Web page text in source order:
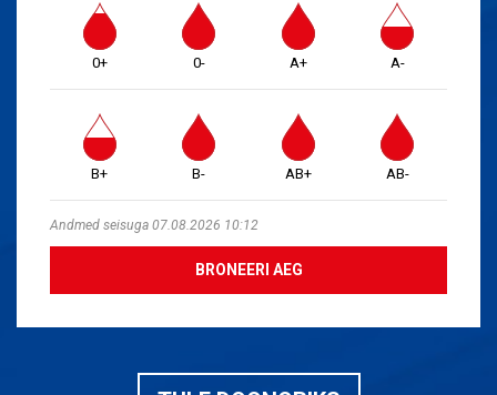
0+ 0- A+ A-
B+ B- AB+ AB-
Andmed seisuga 07.08.2026 10:12
BRONEERI AEG